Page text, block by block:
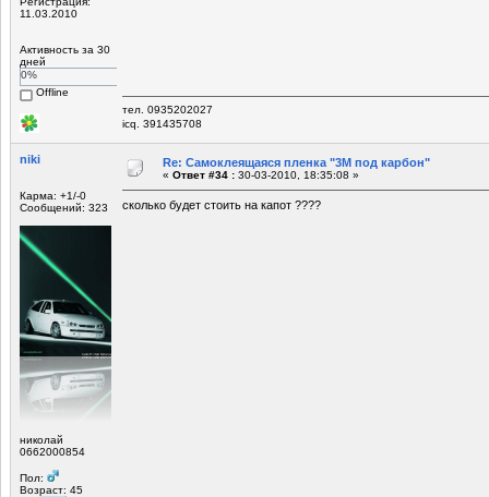
11.03.2010
Активность за 30
дней
0%
Offline
тел. 0935202027
icq. 391435708
niki
Карма: +1/-0
Сообщений: 323
николай
0662000854
Пол:
Возраст: 45
Re: Самоклеящаяся пленка "3М под карбон"
« Ответ #34 : 30-03-2010, 18:35:08 »
сколько будет стоить на капот ????